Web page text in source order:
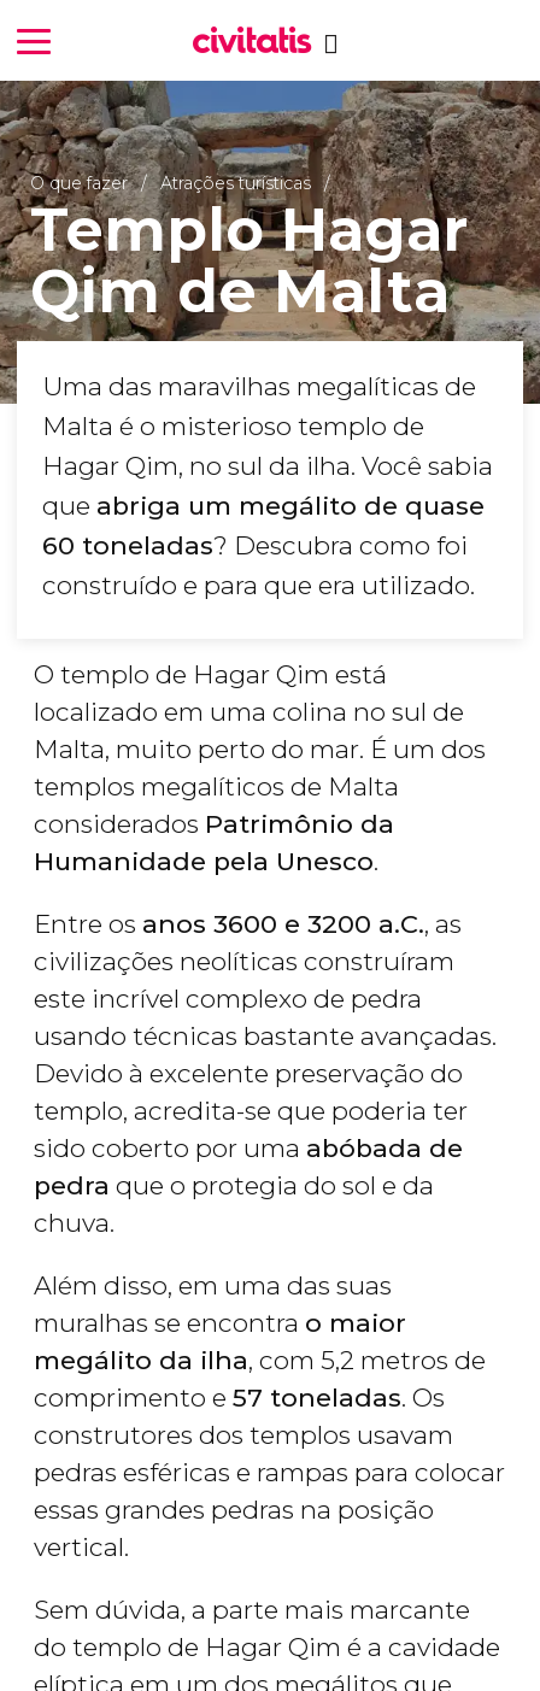
O que fazer Atrações turísticas
Templo Hagar
Qim de Malta
Uma das maravilhas megalíticas de
Malta é o misterioso templo de
Hagar Qim, no sul da ilha. Você sabia
que abriga um megálito de quase
60 toneladas? Descubra como foi
construído e para que era utilizado.
O templo de Hagar Qim está
localizado em uma colina no sul de
Malta, muito perto do mar. É um dos
templos megalíticos de Malta
considerados Patrimônio da
Humanidade pela Unesco.
Entre os anos 3600 e 3200 a.C., as
civilizações neolíticas construíram
este incrível complexo de pedra
usando técnicas bastante avançadas.
Devido à excelente preservação do
templo, acredita-se que poderia ter
sido coberto por uma abóbada de
pedra que o protegia do sol e da
chuva.
Além disso, em uma das suas
muralhas se encontra o maior
megálito da ilha, com 5,2 metros de
comprimento e 57 toneladas. Os
construtores dos templos usavam
pedras esféricas e rampas para colocar
essas grandes pedras na posição
vertical.
Sem dúvida, a parte mais marcante
do templo de Hagar Qim é a cavidade
elíptica em um dos megálitos que